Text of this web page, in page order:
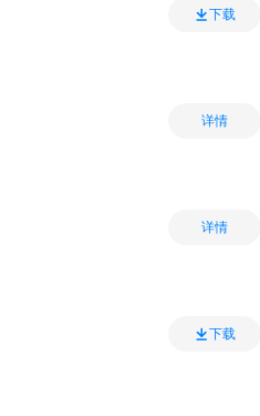
下载
详情
详情
下载